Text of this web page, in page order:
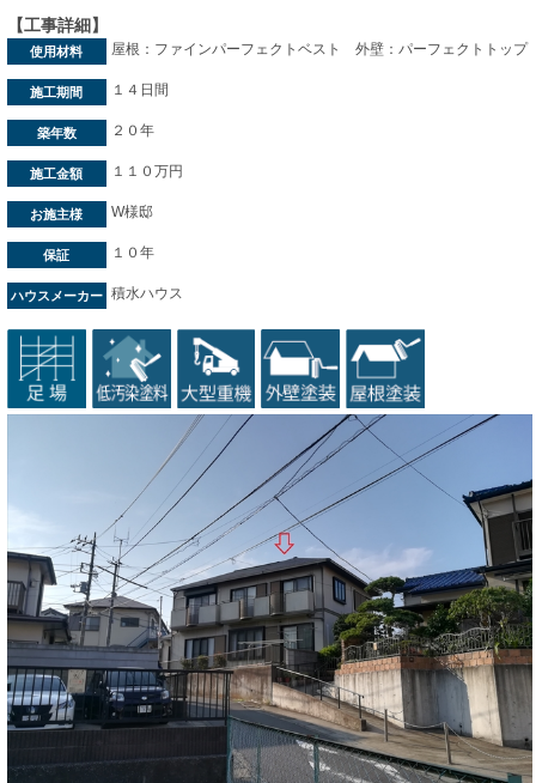
【工事詳細】
使用材料 屋根：ファインパーフェクトベスト 外壁：パーフェクトトップ
施工期間 １４日間
築年数 ２０年
施工金額 １１０万円
お施主様 W様邸
保証 １０年
ハウスメーカー 積水ハウス